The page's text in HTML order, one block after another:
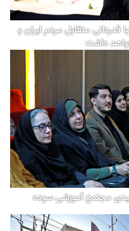
قدردانی متقابل مردم ایران و
داشت
مجتمع آموزشی سوده